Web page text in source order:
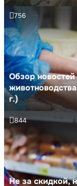
Обзор
г.)
756
Не за скидкой,
844